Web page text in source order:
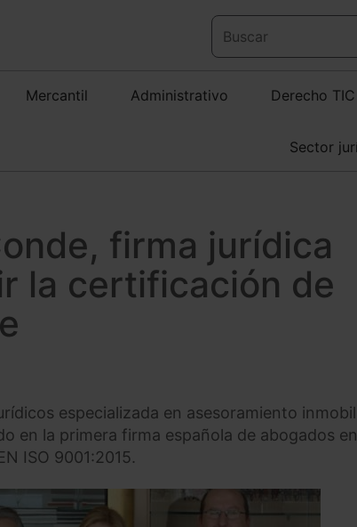
Mercantil Administrativo Derecho TIC
Sector
firma jurídica
la certificación de
especializada en asesoramiento
en la primera firma española de abogados en
ISO 9001:2015.